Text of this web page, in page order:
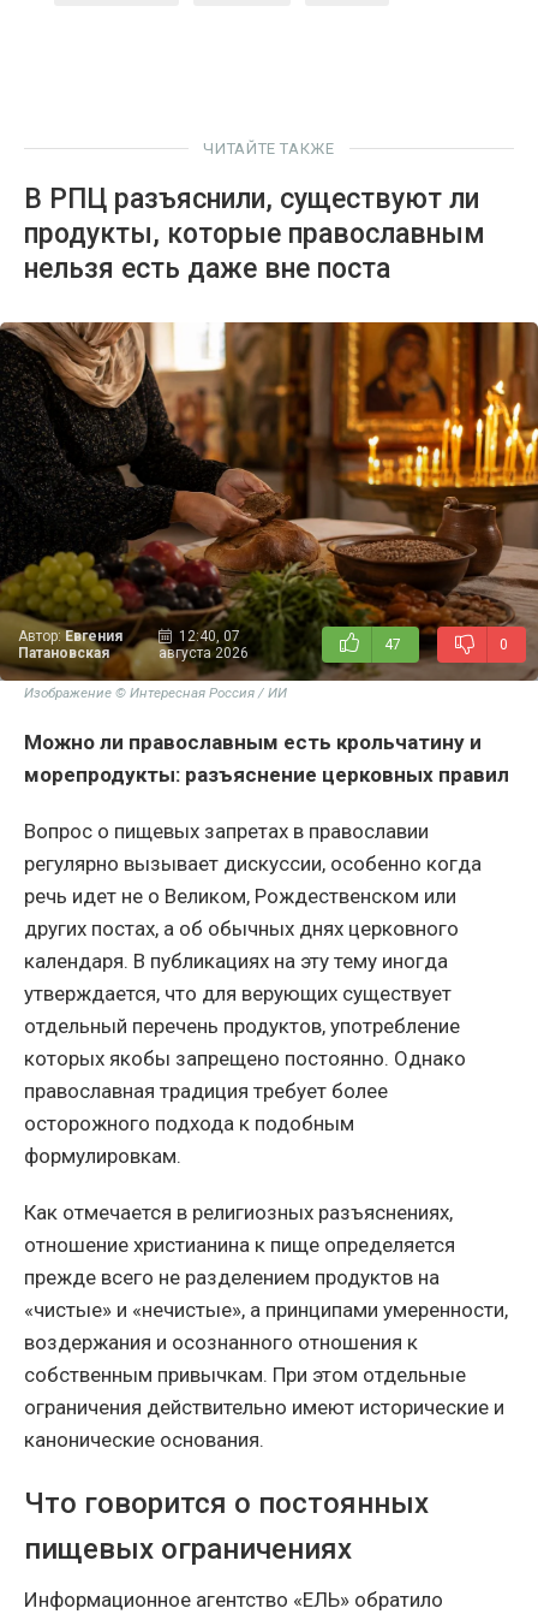
ЧИТАЙТЕ ТАКЖЕ
В РПЦ разъяснили, существуют ли
продукты, которые православным
нельзя есть даже вне поста
Автор: Евгения
Патановская
12:40, 07
августа 2026
47 0
Изображение © Интересная Россия / ИИ
Можно ли православным есть крольчатину и
морепродукты: разъяснение церковных правил
Вопрос о пищевых запретах в православии
регулярно вызывает дискуссии, особенно когда
речь идет не о Великом, Рождественском или
других постах, а об обычных днях церковного
календаря. В публикациях на эту тему иногда
утверждается, что для верующих существует
отдельный перечень продуктов, употребление
которых якобы запрещено постоянно. Однако
православная традиция требует более
осторожного подхода к подобным
формулировкам.
Как отмечается в религиозных разъяснениях,
отношение христианина к пище определяется
прежде всего не разделением продуктов на
«чистые» и «нечистые», а принципами умеренности,
воздержания и осознанного отношения к
собственным привычкам. При этом отдельные
ограничения действительно имеют исторические и
канонические основания.
Что говорится о постоянных
пищевых ограничениях
Информационное агентство «ЕЛЬ» обратило